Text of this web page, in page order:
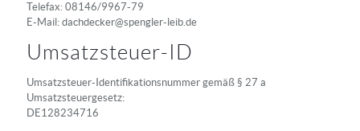
Telefax: 08146/9967-79
E-Mail: dachdecker@spengler-leib.de
Umsatzsteuer-ID
Umsatzsteuer-Identifikationsnummer gemäß § 27 a
Umsatzsteuergesetz:
DE128234716